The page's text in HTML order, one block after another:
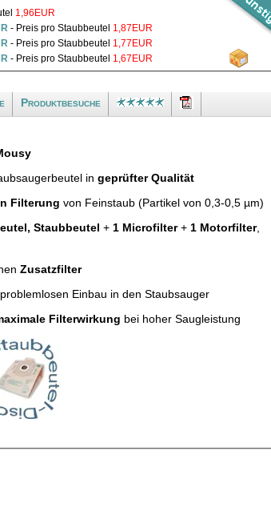
1,96EUR
- Preis pro Staubbeutel 1,87EUR
- Preis pro Staubbeutel 1,77EUR
- Preis pro Staubbeutel 1,67EUR
Produktbesuche
in geprüfter Qualität
Filterung von Feinstaub (Partikel von 0,3-0,5 µm)
Staubbeutel + 1 Microfilter+ 1 Motorfilter,
Zusatzfilter
Einbau in den Staubsauger
Filterwirkung bei hoher Saugleistung